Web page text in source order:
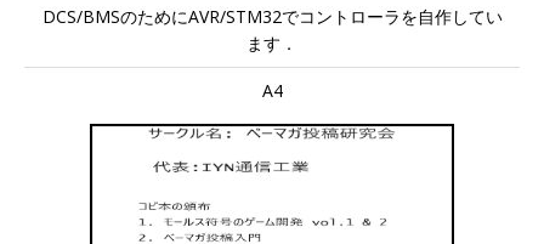
DCS/BMSのためにAVR/STM32でコントローラを自作してい
ます．
A4